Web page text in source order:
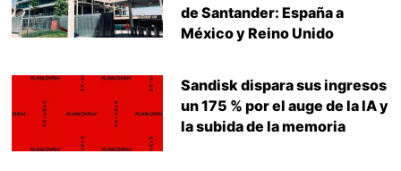
de Santander: España a
México y Reino Unido
Sandisk dispara sus ingresos
un 175 % por el auge de la IA y
la subida de la memoria